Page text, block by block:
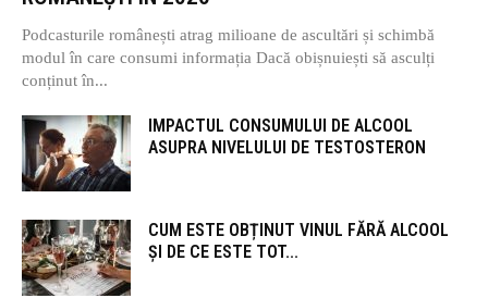
Podcasturile românești atrag milioane de ascultări și schimbă
modul în care consumi informația Dacă obișnuiești să asculți
conținut în...
IMPACTUL CONSUMULUI DE ALCOOL
ASUPRA NIVELULUI DE TESTOSTERON
CUM ESTE OBȚINUT VINUL FĂRĂ ALCOOL
ȘI DE CE ESTE TOT...